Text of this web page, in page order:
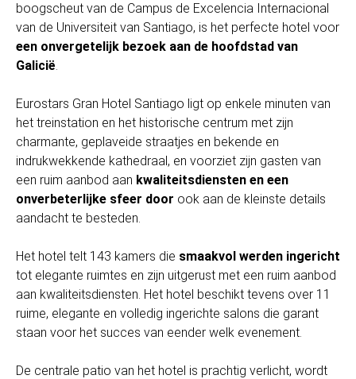
boogscheut van de Campus de Excelencia Internacional
van de Universiteit van Santiago, is het perfecte hotel voor
een onvergetelijk bezoek aan de hoofdstad van
Galicië.
Eurostars Gran Hotel Santiago ligt op enkele minuten van
het treinstation en het historische centrum met zijn
charmante, geplaveide straatjes en bekende en
indrukwekkende kathedraal, en voorziet zijn gasten van
een ruim aanbod aan kwaliteitsdiensten en een
onverbeterlijke sfeer door ook aan de kleinste details
aandacht te besteden.
Het hotel telt 143 kamers die smaakvol werden ingericht
tot elegante ruimtes en zijn uitgerust met een ruim aanbod
aan kwaliteitsdiensten. Het hotel beschikt tevens over 11
ruime, elegante en volledig ingerichte salons die garant
staan voor het succes van eender welk evenement.
De centrale patio van het hotel is prachtig verlicht, wordt